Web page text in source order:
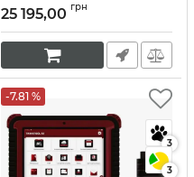
Артикул:10147
25 195,00 грн
-7.81 %
3
3